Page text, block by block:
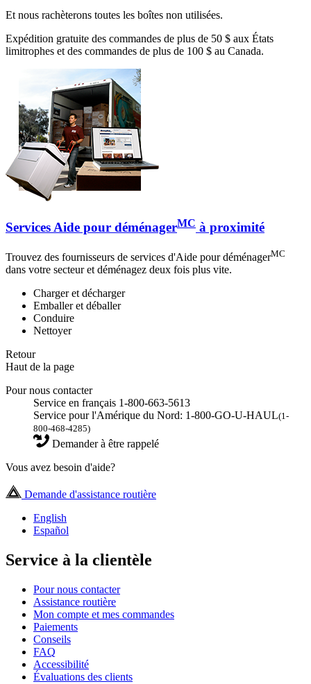
Et nous rachèterons toutes les boîtes non utilisées.
Expédition gratuite des commandes de plus de 50 $ aux États
limitrophes et des commandes de plus de 100 $ au Canada.
Services Aide pour déménagerMC à proximité
Trouvez des fournisseurs de services d'Aide pour déménagerMC
dans votre secteur et déménagez deux fois plus vite.
Charger et décharger
Emballer et déballer
Conduire
Nettoyer
Retour
Haut de la page
Pour nous contacter
Service en français 1-800-663-5613
Service pour l'Amérique du Nord: 1-800-GO-U-HAUL(1-
800-468-4285)
Demander à être rappelé
Vous avez besoin d'aide?
Demande d'assistance routière
English
Español
Service à la clientèle
Pour nous contacter
Assistance routière
Mon compte et mes commandes
Paiements
Conseils
FAQ
Accessibilité
Évaluations des clients